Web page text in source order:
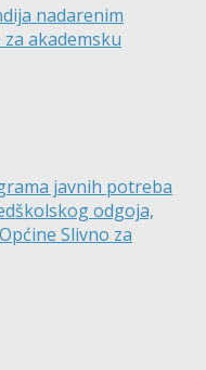
nadarenim
akademsku
javnih potreba
odgoja,
Slivno za